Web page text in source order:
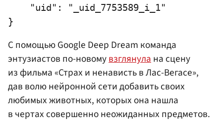
    "uid": "_uid_7753589_i_1"
С помощью Google Deep Dream команда
энтузиастов по-новомувзглянулана сцену
из фильма «Страх и ненависть в Лас-Вегасе»,
дав волю нейронной сети добавить своих
любимых животных, которых она нашла
в чертах совершенно неожиданных предметов.